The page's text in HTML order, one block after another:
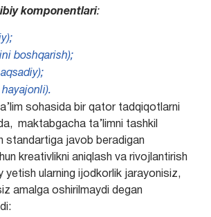
komponentlari:
boshqarish);
sohasida bir qator tadqiqotlarni
maktabgacha ta’limni tashkil
standartiga javob beradigan
kreativlikni aniqlash va rivojlantirish
yetish ularning ijodkorlik jarayonisiz,
amalga oshirilmaydi degan